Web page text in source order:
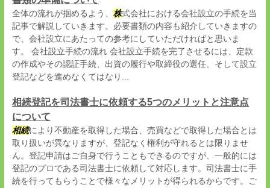
全体の流れが掴めるよう、 株式会社における会社設立の手続を当
記事で解説していきます。必要書類の内容も紹介していきますの
で、会社設立にあたっての参考にしていただければと思いま
す。 会社設立手続の流れ 会社設立手続を完了させるには、定款
の作成やその認証手続、出資の履行や取締役の選任、そして設立
登記などを進めなくてはなり...
相続登記を司法書士に依頼する5つのメリットと注意点
について
相続により不動産を取得した場合、売買などで取得した場合とは
取り扱いが異なりますが、登記なく権利が守れるとは限りませ
ん。登記申請はご自身で行うこともできるのですが、一般的には
登記のプロである司法書士に依頼して対応します。司法書士に手
続を行ってもらうことで様々なメリットが得られるからです。ご